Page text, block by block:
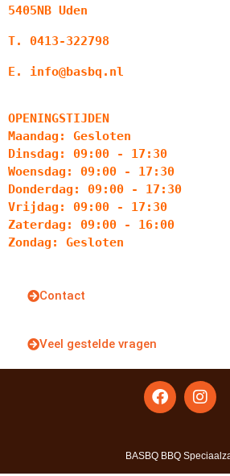
5405NB Uden
T. 0413-322798
E. info@basbq.nl
OPENINGSTIJDEN
Maandag: Gesloten
Dinsdag: 09:00 - 17:30
Woensdag: 09:00 - 17:30
Donderdag: 09:00 - 17:30
Vrijdag: 09:00 - 17:30
Zaterdag: 09:00 - 16:00
Zondag: Gesloten
Contact
Veel gestelde vragen
BASBQ BBQ